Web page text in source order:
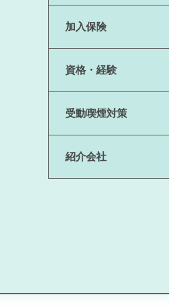
加入保険
資格・経験
受動喫煙対策
紹介会社